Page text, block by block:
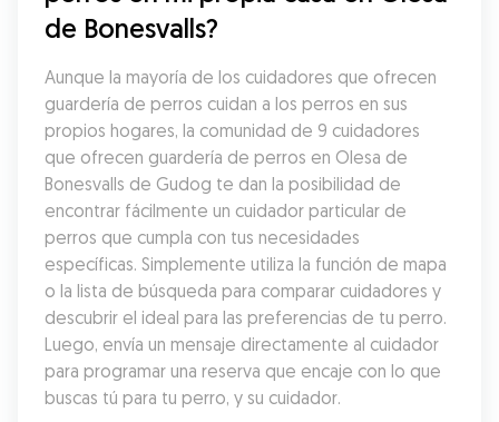
de Bonesvalls?
Aunque la mayoría de los cuidadores que ofrecen
guardería de perros cuidan a los perros en sus
propios hogares, la comunidad de 9 cuidadores
que ofrecen guardería de perros en Olesa de
Bonesvalls de Gudog te dan la posibilidad de
encontrar fácilmente un cuidador particular de
perros que cumpla con tus necesidades
específicas. Simplemente utiliza la función de mapa
o la lista de búsqueda para comparar cuidadores y
descubrir el ideal para las preferencias de tu perro.
Luego, envía un mensaje directamente al cuidador
para programar una reserva que encaje con lo que
buscas tú para tu perro, y su cuidador.